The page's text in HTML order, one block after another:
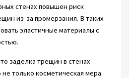
стенах повышен риск
из-за промерзания. В таких
эластичные материалы с
заделка трещин в стенах
только косметическая мера.